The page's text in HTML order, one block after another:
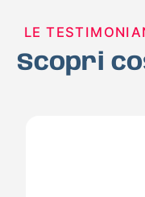
LE
Scopri